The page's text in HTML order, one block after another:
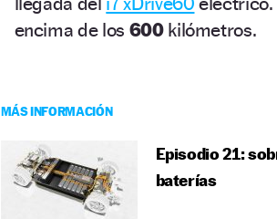
encima de los 600kilómetros.
MÁS INFORMACIÓN
Episodio 21:
baterías